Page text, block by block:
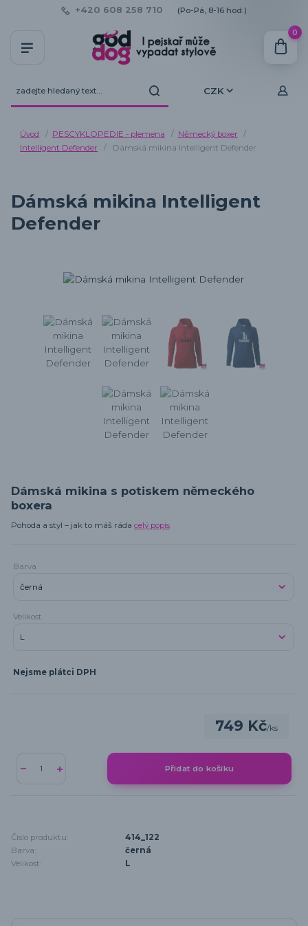
CZK
+420 608 258 710 (Po-Pá, 8-16 hod.)
0
Úvod PESCYKLOPEDIE - plemena
Německý boxer
Intelligent Defender
Dámská mikina Intelligent Defender
Dámská mikina Intelligent
Defender
Dámská mikina s potiskem německého
boxera
Pohoda a styl – jak to máš ráda celý popis
Barva
Velikost
Nejsme plátci DPH
749 Kč/ks
Přidat do košíku
Číslo produktu:
414_122
Barva:
černá
Velikost:
L